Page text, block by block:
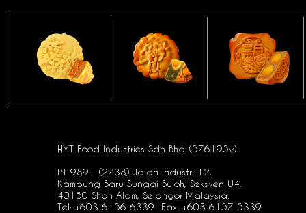
HYT Food Industries Sdn Bhd (576195v)
PT 9891 (2738) Jalan Industri 12,
Kampung Baru Sungai Buloh, Seksyen U4,
40150 Shah Alam, Selangor Malaysia.
Tel: +603 6156 6339 Fax: +603 6157 5339